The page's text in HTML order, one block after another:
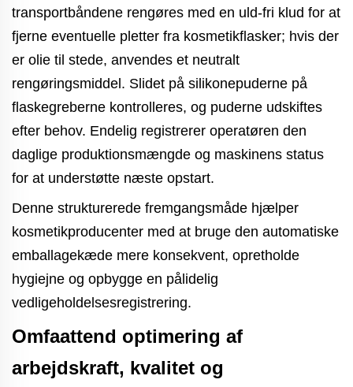
transportbåndene rengøres med en uld-fri klud for at
fjerne eventuelle pletter fra kosmetikflasker; hvis der
er olie til stede, anvendes et neutralt
rengøringsmiddel. Slidet på silikonepuderne på
flaskegreberne kontrolleres, og puderne udskiftes
efter behov. Endelig registrerer operatøren den
daglige produktionsmængde og maskinens status
for at understøtte næste opstart.
Denne strukturerede fremgangsmåde hjælper
kosmetikproducenter med at bruge den automatiske
emballagekæde mere konsekvent, opretholde
hygiejne og opbygge en pålidelig
vedligeholdelsesregistrering.
Omfaattend optimering af
arbejdskraft, kvalitet og